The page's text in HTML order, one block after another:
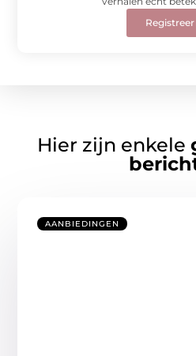
Hier zijn enkele
AANBIEDINGEN